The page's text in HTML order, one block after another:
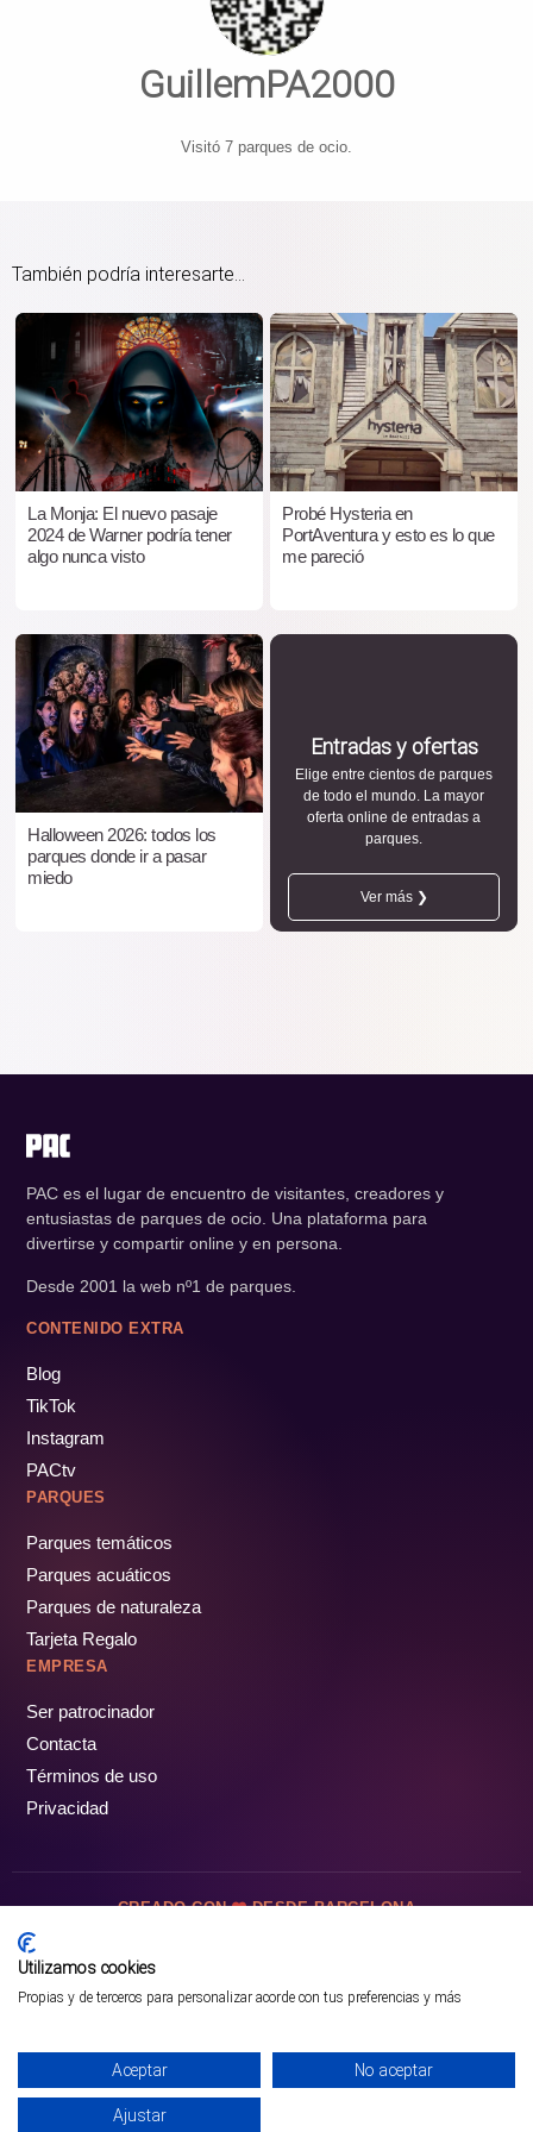
GuillemPA2000
Visitó 7 parques de ocio.
También podría interesarte...
La Monja: El nuevo pasaje
2024 de Warner podría tener
algo nunca visto
Probé Hysteria en
PortAventura y esto es lo que
me pareció
Halloween 2026: todos los
parques donde ir a pasar
miedo
Entradas y ofertas
Elige entre cientos de parques
de todo el mundo. La mayor
oferta online de entradas a
parques.
Ver más ❯
¡PÁSALO!
PAC es el lugar de encuentro de visitantes, creadores y
entusiastas de parques de ocio. Una plataforma para
divertirse y compartir online y en persona.
Desde 2001 la web nº1 de parques.
CONTENIDO EXTRA
Blog
TikTok
Instagram
PACtv
PARQUES
Parques temáticos
Parques acuáticos
Parques de naturaleza
Tarjeta Regalo
EMPRESA
Ser patrocinador
Contacta
Términos de uso
Privacidad
CREADO CON DESDE BARCELONA
Utilizamos cookies
Propias y de terceros para personalizar acorde con tus preferencias y más
Aceptar No aceptar
Ajustar